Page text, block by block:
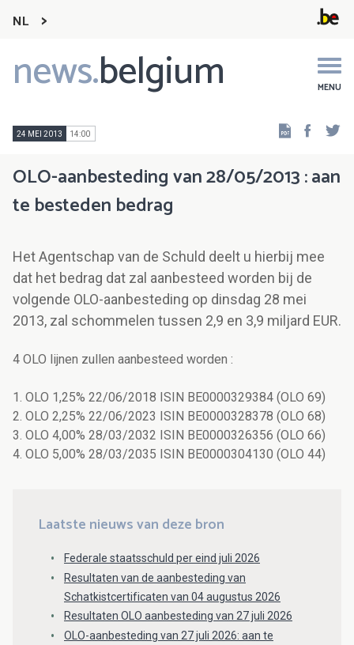
NL
news.belgium MENU
Main
navigation
24 MEI 2013 14:00
OLO-aanbesteding van 28/05/2013 : aan
te besteden bedrag
Het Agentschap van de Schuld deelt u hierbij mee
dat het bedrag dat zal aanbesteed worden bij de
volgende OLO-aanbesteding op dinsdag 28 mei
2013, zal schommelen tussen 2,9 en 3,9 miljard EUR.
4 OLO lijnen zullen aanbesteed worden :
1. OLO 1,25% 22/06/2018 ISIN BE0000329384 (OLO 69)
2. OLO 2,25% 22/06/2023 ISIN BE0000328378 (OLO 68)
3. OLO 4,00% 28/03/2032 ISIN BE0000326356 (OLO 66)
4. OLO 5,00% 28/03/2035 ISIN BE0000304130 (OLO 44)
Laatste nieuws van deze bron
Federale staatsschuld per eind juli 2026
Resultaten van de aanbesteding van
Schatkistcertificaten van 04 augustus 2026
Resultaten OLO aanbesteding van 27 juli 2026
OLO-aanbesteding van 27 juli 2026: aan te